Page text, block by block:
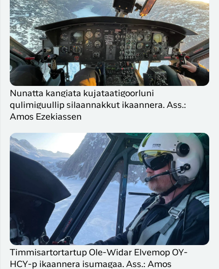
Nunatta kangiata kujataatigoorluni
qulimiguullip silaannakkut ikaannera. Ass.:
Amos Ezekiassen
Timmisartortartup Ole-Widar Elvemop OY-
HCY-p ikaannera isumagaa. Ass.: Amos